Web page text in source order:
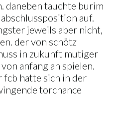
daneben tauchte burim
auf.
jeweils aber nicht,
der von schötz
in zukunft mutiger
anfang an spielen.
fcb hatte sich in der
torchance